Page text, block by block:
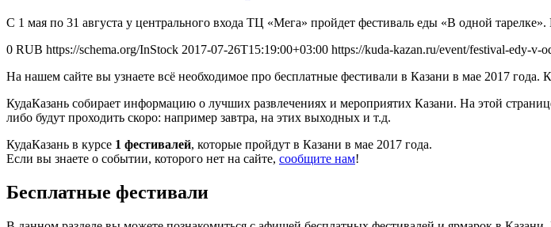
С 1 мая по 31 августа у центрального входа ТЦ «Мега» пройдет фестиваль еды «В одной
0 RUB https://schema.org/InStock 2017-07-26T15:19:00+03:00 https://kuda-kazan.ru/event/festival-edy-v-
На нашем сайте вы узнаете всё необходимое про бесплатные фестивали в Казани в мае 2017
КудаКазань собирает информацию о лучших развлечениях и мероприятих Казани. На этой
либо будут проходить скоро: например завтра, на этих выходных и т.д.
КудаКазань в курсе 1 фестивалей, которые пройдут в Казани в мае 2017 года.
Если вы знаете о событии, которого нет на сайте, сообщите нам!
Бесплатные фестивали